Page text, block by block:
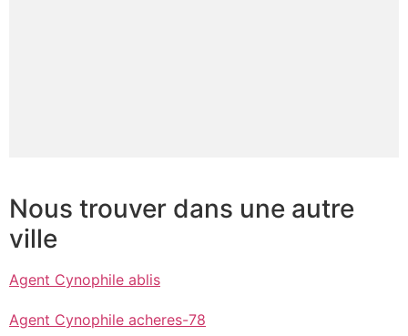
Nous trouver dans une autre
ville
Agent Cynophile ablis
Agent Cynophile acheres-78